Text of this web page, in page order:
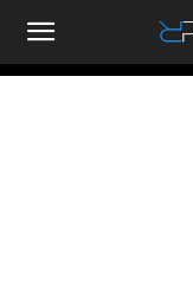
RallyandRaces.com